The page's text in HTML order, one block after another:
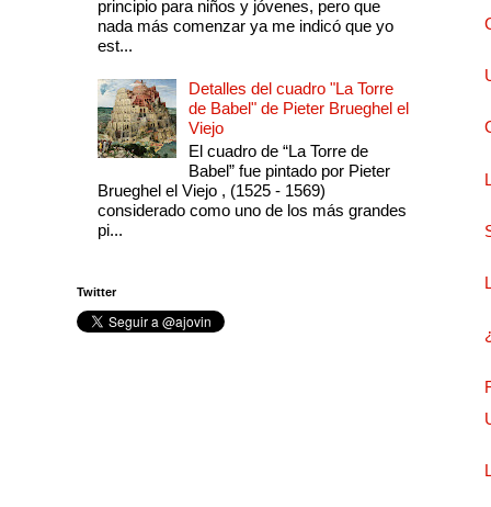
principio para niños y jóvenes, pero que
nada más comenzar ya me indicó que yo
est...
Detalles del cuadro "La Torre
de Babel" de Pieter Brueghel el
Viejo
El cuadro de “La Torre de
Babel” fue pintado por Pieter
Brueghel el Viejo , (1525 - 1569)
considerado como uno de los más grandes
pi...
Twitter